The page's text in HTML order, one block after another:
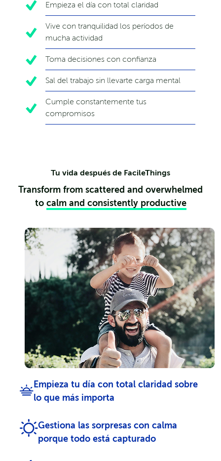
Empieza el día con total claridad
Vive con tranquilidad los períodos de
mucha actividad
Toma decisiones con confianza
Sal del trabajo sin llevarte carga mental
Cumple constantemente tus
compromisos
Tu vida después de FacileThings
Transform from scattered and overwhelmed
to calm and consistently productive
Empieza tu día con total claridad sobre
lo que más importa
Gestiona las sorpresas con calma
porque todo está capturado